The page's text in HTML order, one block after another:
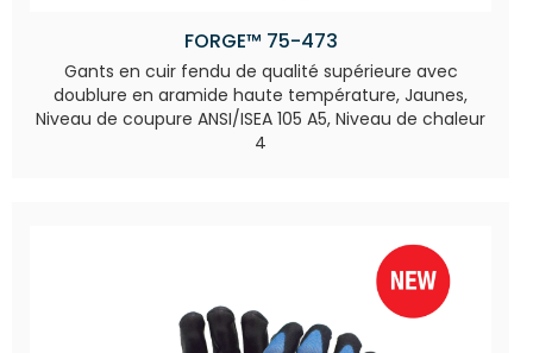
FORGE™ 75-473
Gants en cuir fendu de qualité supérieure avec
doublure en aramide haute température, Jaunes,
Niveau de coupure ANSI/ISEA 105 A5, Niveau de chaleur
4